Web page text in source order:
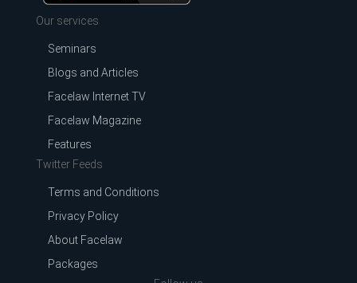
Our services
Seminars
Blogs and Articles
Facelaw Internet TV
Facelaw Magazine
Features
Twitter Feeds
Terms and Conditions
Privacy Policy
About Facelaw
Packages